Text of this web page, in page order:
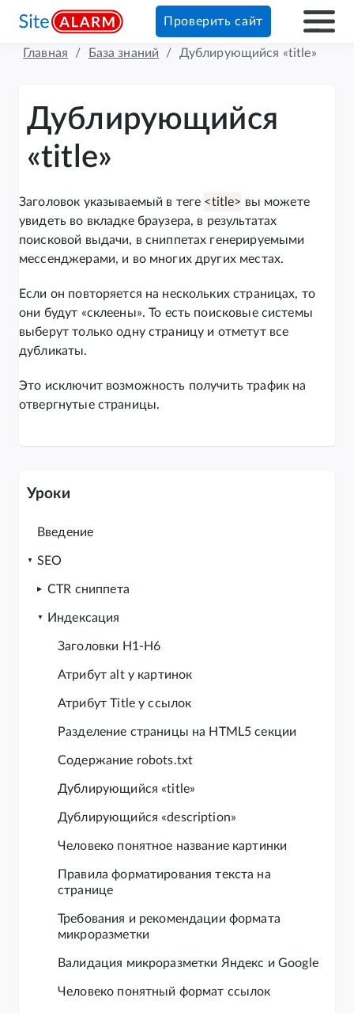
Проверить сайт
Главная / База знаний / Дублирующийся «title»
Уроки
Введение
SEO
CTR сниппета
Индексация
Заголовки H1-H6
Атрибут alt у картинок
Атрибут Title у ссылок
Разделение страницы на HTML5 секции
Содержание robots.txt
Дублирующийся «title»
Дублирующийся «description»
Человеко понятное название картинки
Правила форматирования текста на
странице
Требования и рекомендации формата
микроразметки
Валидация микроразметки Яндекс и Google
Человеко понятный формат ссылок
Дублирующийся
«title»
Заголовок указываемый в теге <title> вы можете
увидеть во вкладке браузера, в результатах
поисковой выдачи, в сниппетах генерируемыми
мессенджерами, и во многих других местах.
Если он повторяется на нескольких страницах, то
они будут «склеены». То есть поисковые системы
выберут только одну страницу и отметут все
дубликаты.
Это исключит возможность получить трафик на
отвергнутые страницы.